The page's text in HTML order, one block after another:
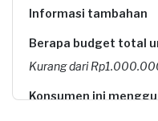
Informasi tambahan
Berapa budget total
Kurang dari
Konsumen ini